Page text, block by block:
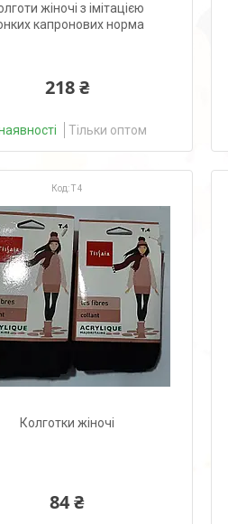
жіночі з імітацією
капронових норма
218 ₴
Тільки оптом
Т 4
Колготки жіночі
84 ₴